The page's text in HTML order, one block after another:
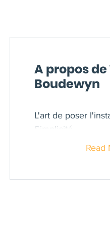
A propos
Boudewyn
L'art de poser
Simplicité